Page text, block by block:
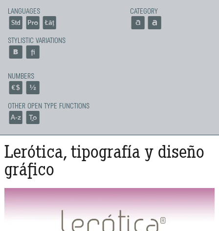
LANGUAGES CATEGORY
STYLISTIC VARIATIONS
NUMBERS
OTHER OPEN TYPE FUNCTIONS
Lerótica, tipografía y diseño
gráfico